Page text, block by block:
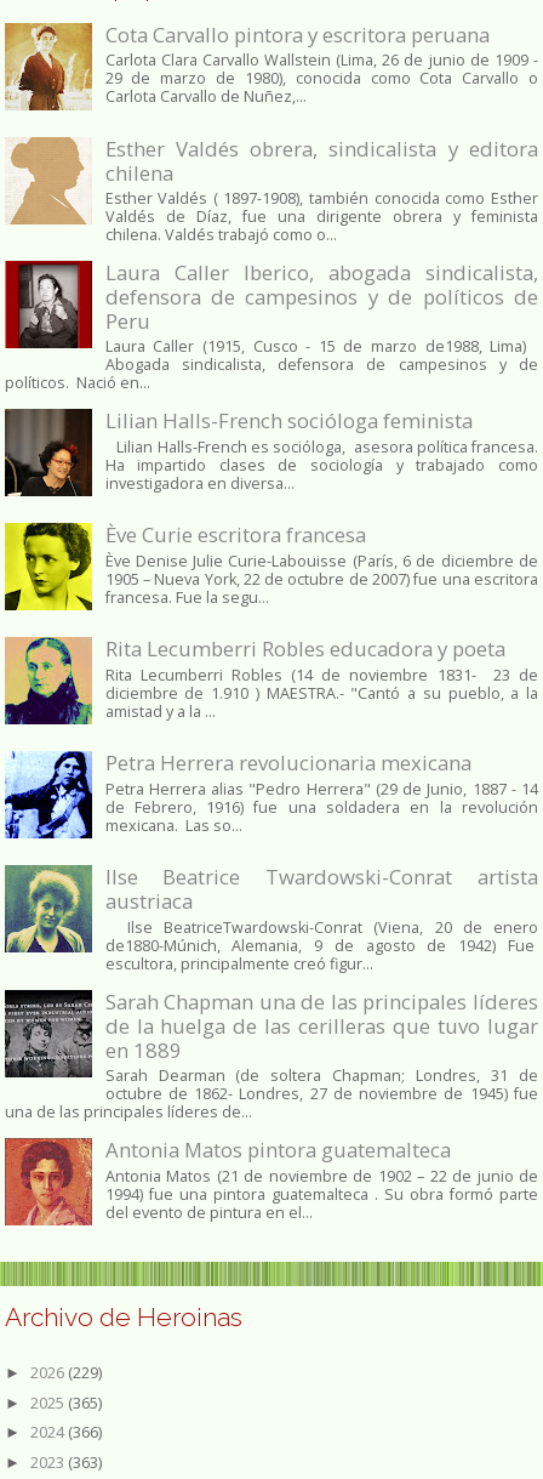
Cota Carvallo pintora y escritora peruana
Carlota Clara Carvallo Wallstein (Lima, 26 de junio de 1909 -
29 de marzo de 1980), conocida como Cota Carvallo o
Carlota Carvallo de Nuñez,...
Esther Valdés obrera, sindicalista y editora
chilena
Esther Valdés ( 1897-1908), también conocida como Esther
Valdés de Díaz, fue una dirigente obrera y feminista
chilena. Valdés trabajó como o...
Laura Caller Iberico, abogada sindicalista,
defensora de campesinos y de políticos de
Peru
Laura Caller (1915, Cusco - 15 de marzo de1988, Lima)
Abogada sindicalista, defensora de campesinos y de
políticos. Nació en...
Lilian Halls-French socióloga feminista
Lilian Halls-French es socióloga, asesora política francesa.
Ha impartido clases de sociología y trabajado como
investigadora en diversa...
Ève Curie escritora francesa
Ève Denise Julie Curie-Labouisse (París, 6 de diciembre de
1905 – Nueva York, 22 de octubre de 2007) fue una escritora
francesa. Fue la segu...
Rita Lecumberri Robles educadora y poeta
Rita Lecumberri Robles (14 de noviembre 1831- 23 de
diciembre de 1.910 ) MAESTRA.- "Cantó a su pueblo, a la
amistad y a la ...
Petra Herrera revolucionaria mexicana
Petra Herrera alias "Pedro Herrera" (29 de Junio, 1887 - 14
de Febrero, 1916) fue una soldadera en la revolución
mexicana. Las so...
Ilse Beatrice Twardowski-Conrat artista
austriaca
Ilse BeatriceTwardowski-Conrat (Viena, 20 de enero
de1880-Múnich, Alemania, 9 de agosto de 1942) Fue
escultora, principalmente creó figur...
Sarah Chapman una de las principales líderes
de la huelga de las cerilleras que tuvo lugar
en 1889
Sarah Dearman (de soltera Chapman; Londres, 31 de
octubre de 1862​- Londres, 27 de noviembre de 1945)​ fue
una de las principales líderes de...
Antonia Matos pintora guatemalteca
Antonia Matos (21 de noviembre de 1902 – 22 de junio de
1994) fue una pintora guatemalteca . Su obra formó parte
del evento de pintura en el...
Archivo de Heroinas
► 2026 (229)
► 2025 (365)
► 2024(366)
► 2023 (363)